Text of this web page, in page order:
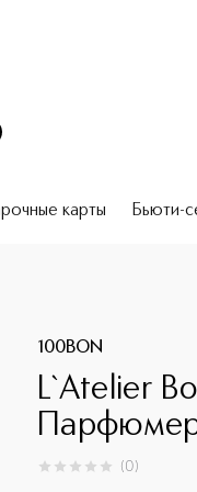
карты Бьюти-
100BON
L`Atelier
0из 0 (0)